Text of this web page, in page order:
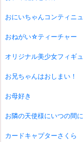
おにいちゃんコンティニュ
おねがい☆ティーチャー
オリジナル美少女フィギ
お兄ちゃんはおしまい！
お母好き
お隣の天使様にいつの間
カードキャプターさくら